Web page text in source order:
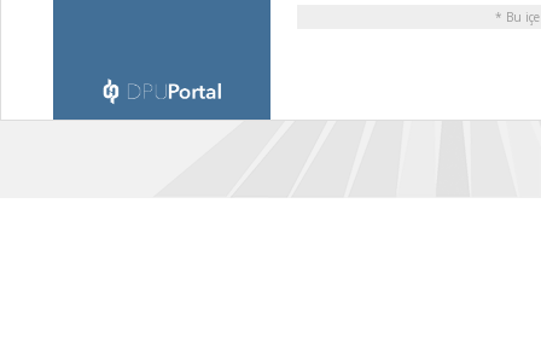
* Bu